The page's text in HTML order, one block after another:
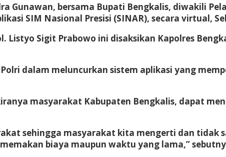
Gunawan, bersama Bupati Bengkalis, diwakili
SIM Nasional Presisi (SINAR), secara virtual,
Listyo Sigit Prabowo ini disaksikan Kapolres
dalam meluncurkan sistem aplikasi yang
masyarakat Kabupaten Bengkalis, dapat
sehingga masyarakat kita mengerti dan tidak
biaya maupun waktu yang lama,”